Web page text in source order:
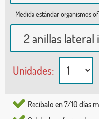
Medida estándar organismos
2 anillas lateral
Unidades:
Recíbalo en 7/10 días